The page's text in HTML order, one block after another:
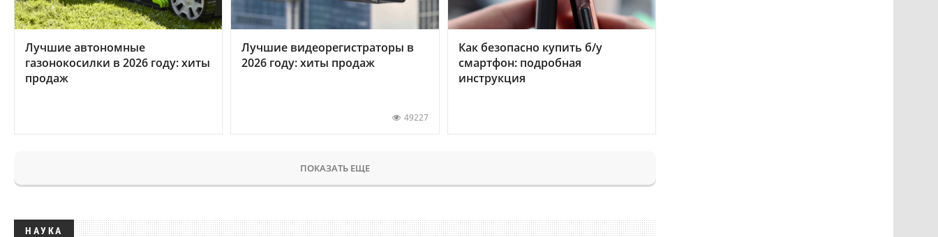
Лучшие автономные
газонокосилки в 2026 году: хиты
продаж
Лучшие видеорегистраторы в
2026 году: хиты продаж
49227
Как безопасно купить б/у
смартфон: подробная
инструкция
ПОКАЗАТЬ ЕЩЕ
НАУКА